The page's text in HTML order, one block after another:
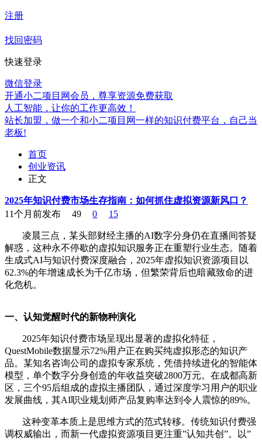
注册
找回密码
快速登录
微信登录
开通小二项目网会员，尊享资源免费获取
人工智能，让你的工作更高效！
站长加盟，做一个和小二项目网一样的知识付费平台，自己当
老板!
首页
创业资讯
正文
2025年知识付费市场生存指南：如何抓住虚拟资源新风口？
11个月前发布
49 0 15
凌晨三点，某头部财经主播的AI数字分身仍在直播间答疑
解惑，这种永不停歇的虚拟知识服务正在重塑行业生态。随着
生成式AI与知识付费深度融合，2025年虚拟知识资源项目以
62.3%的年增速成长为千亿市场，但繁荣背后也暗藏致命的进
化危机。
一、认知觉醒时代的新物种演化
2025年知识付费市场呈现出显著的虚拟化特征，
QuestMobile数据显示72%用户正在购买纯虚拟形态的知识产
品。某知名咨询公司的虚拟专家系统，凭借持续进化的智能体
模型，单个数字分身创造的年收益突破2800万元。在成都高新
区，三个95后组成的虚拟主播团队，通过深度学习用户的职业
发展曲线，其AI职业规划师产品复购率达到令人震惊的89%。
这种变革本质上是思维方式的范式转移。传统知识付费强
调权威输出，而新一代虚拟资源项目更注重”认知共创”。以”